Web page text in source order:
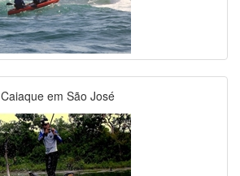
Caiaque em São José